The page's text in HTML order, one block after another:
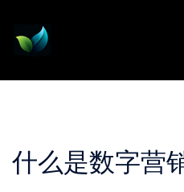
content
什么是数字营